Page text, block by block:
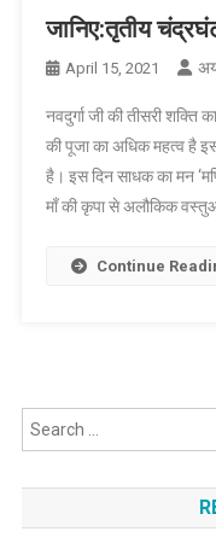
जानिए:तृतीय
April 15, 2021
नवदुर्गा जी की तीसरी शक्ति
की पूजा का अधिक महत्व है
है। इस दिन साधक का मन
माँ की कृपा से अलौकिक वस्तुओं
Continue